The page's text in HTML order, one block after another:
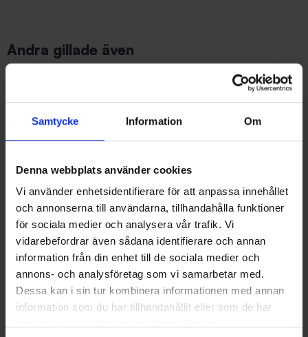
Samtycke Information Om
Denna webbplats använder cookies
Vi använder enhetsidentifierare för att anpassa innehållet
och annonserna till användarna, tillhandahålla funktioner
för sociala medier och analysera vår trafik. Vi
vidarebefordrar även sådana identifierare och annan
information från din enhet till de sociala medier och
annons- och analysföretag som vi samarbetar med.
Dessa kan i sin tur kombinera informationen med annan
information som du har tillhandahållit eller som de har
Andra gillade även
Wiggler
34 kr
BFT - Big Fish Tackle
strl. 4 - 180 lb
65 kr